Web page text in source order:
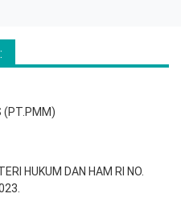
(PT.PMM)
HUKUM DAN HAM RI NO.